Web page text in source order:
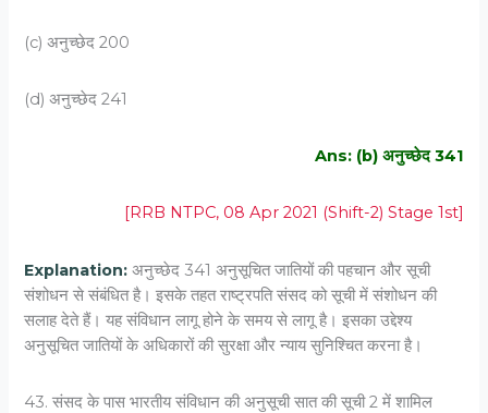
(c) अनुच्छेद 200
(d) अनुच्छेद 241
Ans: (b) अनुच्छेद 341
[RRB NTPC, 08 Apr 2021 (Shift-2) Stage 1st]
Explanation:अनुच्छेद 341 अनुसूचित जातियों की पहचान और सूची
संशोधन से संबंधित है। इसके तहत राष्ट्रपति संसद को सूची में संशोधन की
सलाह देते हैं। यह संविधान लागू होने के समय से लागू है। इसका उद्देश्य
अनुसूचित जातियों के अधिकारों की सुरक्षा और न्याय सुनिश्चित करना है।
43. संसद के पास भारतीय संविधान की अनुसूची सात की सूची 2 में शामिल